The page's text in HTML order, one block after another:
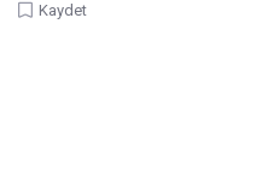
Kaydet